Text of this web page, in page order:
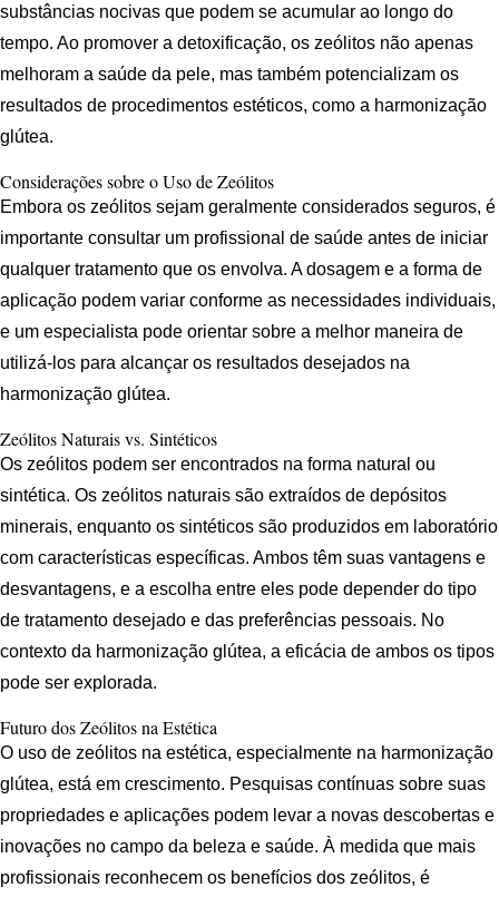
substâncias nocivas que podem se acumular ao longo do
tempo. Ao promover a detoxificação, os zeólitos não apenas
melhoram a saúde da pele, mas também potencializam os
resultados de procedimentos estéticos, como a harmonização
glútea.
Considerações sobre o Uso de Zeólitos
Embora os zeólitos sejam geralmente considerados seguros, é
importante consultar um profissional de saúde antes de iniciar
qualquer tratamento que os envolva. A dosagem e a forma de
aplicação podem variar conforme as necessidades individuais,
e um especialista pode orientar sobre a melhor maneira de
utilizá-los para alcançar os resultados desejados na
harmonização glútea.
Zeólitos Naturais vs. Sintéticos
Os zeólitos podem ser encontrados na forma natural ou
sintética. Os zeólitos naturais são extraídos de depósitos
minerais, enquanto os sintéticos são produzidos em laboratório
com características específicas. Ambos têm suas vantagens e
desvantagens, e a escolha entre eles pode depender do tipo
de tratamento desejado e das preferências pessoais. No
contexto da harmonização glútea, a eficácia de ambos os tipos
pode ser explorada.
Futuro dos Zeólitos na Estética
O uso de zeólitos na estética, especialmente na harmonização
glútea, está em crescimento. Pesquisas contínuas sobre suas
propriedades e aplicações podem levar a novas descobertas e
inovações no campo da beleza e saúde. À medida que mais
profissionais reconhecem os benefícios dos zeólitos, é